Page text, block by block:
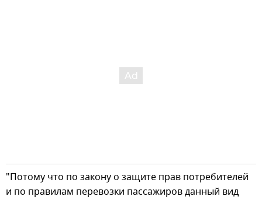
"Потому что по закону о защите прав потребителей
и по правилам перевозки пассажиров данный вид